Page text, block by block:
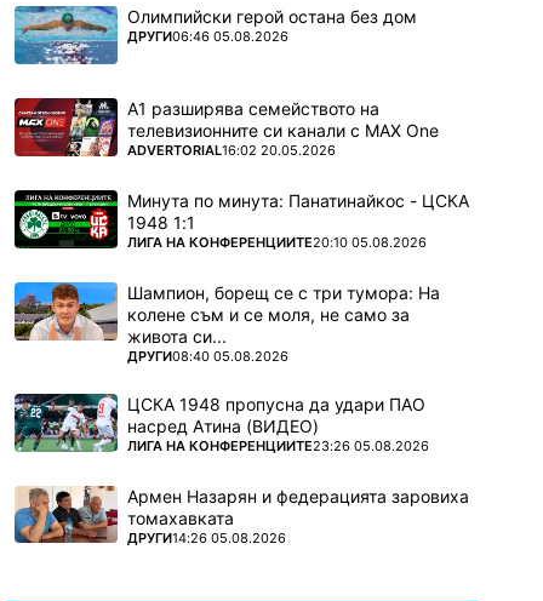
Олимпийски герой остана без дом
ПОВЕЧЕ ОТ
ДРУГИ06:46 05.08.2026
А1 разширява семейството на
телевизионните си канали с MAX One
ПОВЕЧЕ ОТ
ADVERTORIAL16:02 20.05.2026
Минута по минута: Панатинайкос - ЦСКА
1948 1:1
ПОВЕЧЕ ОТ
ЛИГА НА КОНФЕРЕНЦИИТЕ20:10 05.08.2026
Шампион, борещ се с три тумора: На
колене съм и се моля, не само за
живота си...
ПОВЕЧЕ ОТ
ДРУГИ08:40 05.08.2026
ЦСКА 1948 пропусна да удари ПАО
насред Атина (ВИДЕО)
ПОВЕЧЕ ОТ
ЛИГА НА КОНФЕРЕНЦИИТЕ23:26 05.08.2026
Армен Назарян и федерацията заровиха
томахавката
ПОВЕЧЕ ОТ
ДРУГИ14:26 05.08.2026